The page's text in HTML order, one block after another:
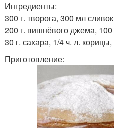
Ингредиенты:
300 г. творога, 300 мл
200 г. вишнёвого джема,
30 г. сахара, 1/4 ч. л.
Приготовление: